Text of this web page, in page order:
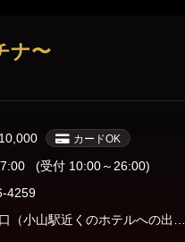
ナ〜
カードOK
(受付 10:00～26:00)
4259